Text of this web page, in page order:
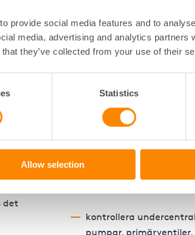
provide social media features and to
media, advertising and analytics partners
they’ve collected from your use of their
Statistics
Allow selection
det
Vad gör vi
Vi gör fyra
sommar och höst. Några
kontrollera
pumpar,